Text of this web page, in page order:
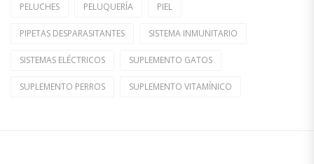
PELUCHES PELUQUERÍA PIEL
PIPETAS DESPARASITANTES SISTEMA INMUNITARIO
SISTEMAS ELÉCTRICOS SUPLEMENTO GATOS
SUPLEMENTO PERROS SUPLEMENTO VITAMÍNICO